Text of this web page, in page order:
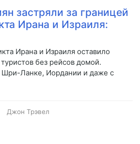
застряли за границей
Ирана и Израиля:
Ирана и Израиля оставило
без рейсов домой.
Ланке, Иордании и даже с
Джон Трэвел